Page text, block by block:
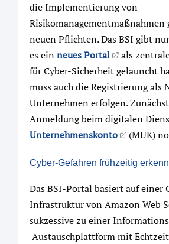
die Implementierung von
Risikomanagementmaßnahmen
neuen Pflichten. Das BSI gibt
es einneues Portal
als
für Cyber-Sicherheit gelauncht
muss auch die Registrierung als
Unternehmen erfolgen.
Anmeldung beim digitalen
Unternehmenskonto
(MUK)
Cyber-Gefahren frühzeitig
Das BSI-Portal basiert auf einer
Infrastruktur von Amazon Web
sukzessive zu einer
Austauschplattform mit